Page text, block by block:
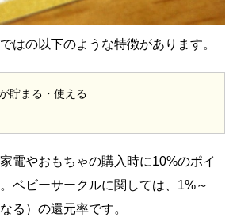
はの以下のような特徴があります。
貯まる・使える
電やおもちゃの購入時に10%のポイ
ベビーサークルに関しては、1%～
る）の還元率です。